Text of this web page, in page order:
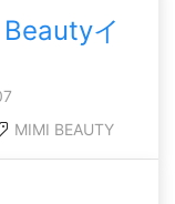
イ
MIMI BEAUTY